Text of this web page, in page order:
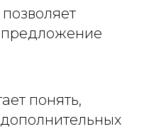
предложение
понять,